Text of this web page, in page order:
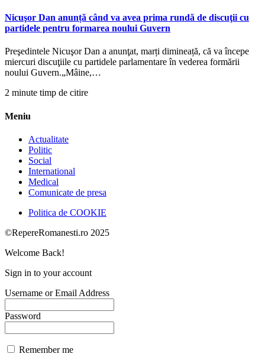
Nicuşor Dan anunță când va avea prima rundă de discuţii cu
partidele pentru formarea noului Guvern
Preşedintele Nicuşor Dan a anunţat, marți dimineață, că va începe
miercuri discuţiile cu partidele parlamentare în vederea formării
noului Guvern.„Mâine,…
2 minute timp de citire
Meniu
Actualitate
Politic
Social
International
Medical
Comunicate de presa
Politica de COOKIE
©RepereRomanesti.ro 2025
Welcome Back!
Sign in to your account
Username or Email Address
Password
Remember me